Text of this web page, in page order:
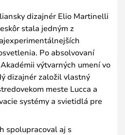
dizajnér Elio Martinelli
stala jedným z
Po absolvovaní
výtvarných umení vo
dizajnér založil vlastný
meste Lucca a
systémy a svietidlá pre
spolupracoval aj s